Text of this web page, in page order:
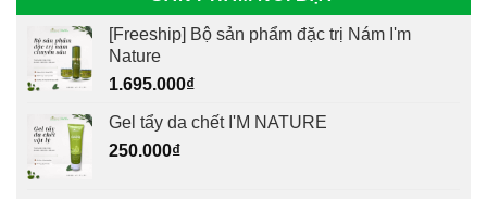
[Freeship] Bộ sản phẩm đặc trị Nám I'm
Nature
1.695.000₫
Gel tẩy da chết I'M NATURE
250.000₫